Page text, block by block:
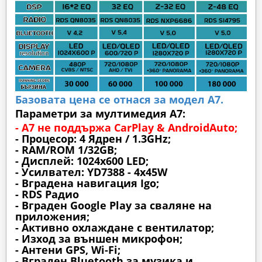
Базовата цена се отнася за модел А7.
Параметри за мултимедия A7:
- A7 не поддържа CarPlay & AndroidAuto;
- Процесор: 4 Ядрен / 1.3GHz;
- RAM/ROM 1/32GB;
- Дисплей: 1024х600 LED;
- Усилвател: YD7388 - 4x45W
- Вградена навигация Igo;
- RDS Радио
- Вграден Google Play за сваляне на
приложения;
- Активно охлаждане с вентилатор;
- Изход за външен микрофон;
- Антени GPS, Wi-Fi;